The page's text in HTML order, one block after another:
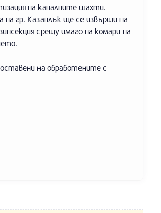
на каналните шахти.
гр. Казанлък ще се извърши на
срещу имаго на комари на
на обработените с